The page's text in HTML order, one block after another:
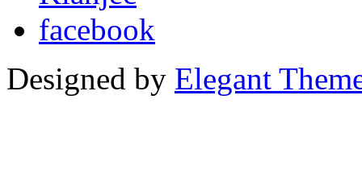
Designed by Elegant